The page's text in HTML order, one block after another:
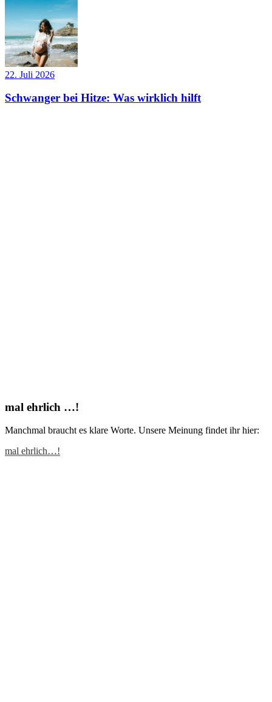
22. Juli 2026
Schwanger bei Hitze: Was wirklich hilft
mal ehrlich …!
Manchmal braucht es klare Worte. Unsere Meinung findet ihr hier:
mal ehrlich…!